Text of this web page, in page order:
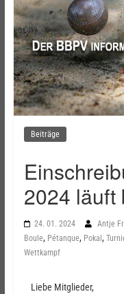
Beiträge
2024 läuft
24. 01. 2024 Antje
Boule, Pétanque, Pokal ,
Wettkampf
Liebe Mitglieder,